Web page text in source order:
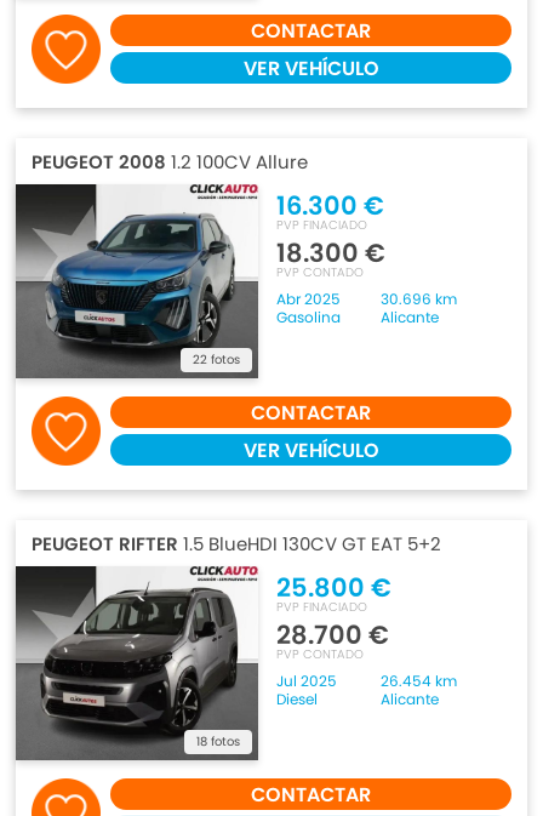
CONTACTAR
VER VEHÍCULO
PEUGEOT 2008 1.2 100CV Allure
22 fotos
16.300 €
PVP FINACIADO
18.300 €
PVP CONTADO
Abr 2025
30.696 km
Gasolina
Alicante
CONTACTAR
VER VEHÍCULO
PEUGEOT RIFTER 1.5 BlueHDI 130CV GT EAT 5+2
18 fotos
25.800 €
PVP FINACIADO
28.700 €
PVP CONTADO
Jul 2025
26.454 km
Diesel
Alicante
CONTACTAR